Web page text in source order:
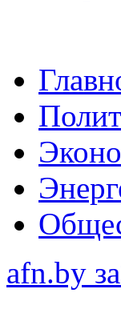
afn.by